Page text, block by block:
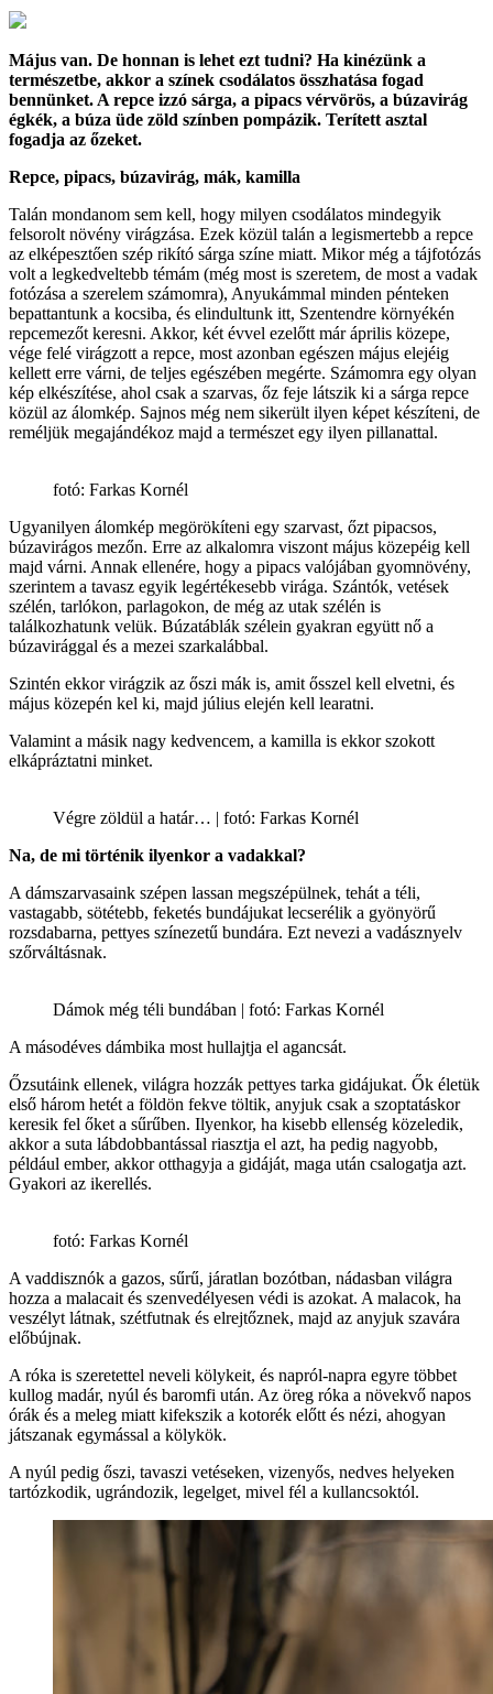
Május van. De honnan is lehet ezt tudni? Ha kinézünk a
természetbe, akkor a színek csodálatos összhatása fogad
bennünket. A repce izzó sárga, a pipacs vérvörös, a búzavirág
égkék, a búza üde zöld színben pompázik. Terített asztal
fogadja az őzeket.
Repce, pipacs, búzavirág, mák, kamilla
Talán mondanom sem kell, hogy milyen csodálatos mindegyik
felsorolt növény virágzása. Ezek közül talán a legismertebb a repce
az elképesztően szép rikító sárga színe miatt. Mikor még a tájfotózás
volt a legkedveltebb témám (még most is szeretem, de most a vadak
fotózása a szerelem számomra), Anyukámmal minden pénteken
bepattantunk a kocsiba, és elindultunk itt, Szentendre környékén
repcemezőt keresni. Akkor, két évvel ezelőtt már április közepe,
vége felé virágzott a repce, most azonban egészen május elejéig
kellett erre várni, de teljes egészében megérte. Számomra egy olyan
kép elkészítése, ahol csak a szarvas, őz feje látszik ki a sárga repce
közül az álomkép. Sajnos még nem sikerült ilyen képet készíteni, de
reméljük megajándékoz majd a természet egy ilyen pillanattal.
fotó: Farkas Kornél
Ugyanilyen álomkép megörökíteni egy szarvast, őzt pipacsos,
búzavirágos mezőn. Erre az alkalomra viszont május közepéig kell
majd várni. Annak ellenére, hogy a pipacs valójában gyomnövény,
szerintem a tavasz egyik legértékesebb virága. Szántók, vetések
szélén, tarlókon, parlagokon, de még az utak szélén is
találkozhatunk velük. Búzatáblák szélein gyakran együtt nő a
búzavirággal és a mezei szarkalábbal.
Szintén ekkor virágzik az őszi mák is, amit ősszel kell elvetni, és
május közepén kel ki, majd július elején kell learatni.
Valamint a másik nagy kedvencem, a kamilla is ekkor szokott
elkápráztatni minket.
Végre zöldül a határ… | fotó: Farkas Kornél
Na, de mi történik ilyenkor a vadakkal?
A dámszarvasaink szépen lassan megszépülnek, tehát a téli,
vastagabb, sötétebb, feketés bundájukat lecserélik a gyönyörű
rozsdabarna, pettyes színezetű bundára. Ezt nevezi a vadásznyelv
szőrváltásnak.
Dámok még téli bundában | fotó: Farkas Kornél
A másodéves dámbika most hullajtja el agancsát.
Őzsutáink ellenek, világra hozzák pettyes tarka gidájukat. Ők életük
első három hetét a földön fekve töltik, anyjuk csak a szoptatáskor
keresik fel őket a sűrűben. Ilyenkor, ha kisebb ellenség közeledik,
akkor a suta lábdobbantással riasztja el azt, ha pedig nagyobb,
például ember, akkor otthagyja a gidáját, maga után csalogatja azt.
Gyakori az ikerellés.
fotó: Farkas Kornél
A vaddisznók a gazos, sűrű, járatlan bozótban, nádasban világra
hozza a malacait és szenvedélyesen védi is azokat. A malacok, ha
veszélyt látnak, szétfutnak és elrejtőznek, majd az anyjuk szavára
előbújnak.
A róka is szeretettel neveli kölykeit, és napról-napra egyre többet
kullog madár, nyúl és baromfi után. Az öreg róka a növekvő napos
órák és a meleg miatt kifekszik a kotorék előtt és nézi, ahogyan
játszanak egymással a kölykök.
A nyúl pedig őszi, tavaszi vetéseken, vizenyős, nedves helyeken
tartózkodik, ugrándozik, legelget, mivel fél a kullancsoktól.